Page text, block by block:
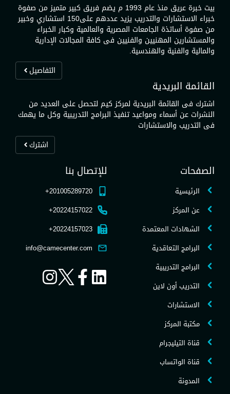
بيت خبرة عريق منذ عام 1993 م يضم فريق كبير متميز من صفوة
خبراء الاستشارات والتدريب يزيد عددهم على150 استشاري وخبير
من صفوة أساتذة الجامعات المصرية والعالمية وكبار الخبراء
والمستشارين المهنيين والفنيين فى كافة المجالات الإدارية
والمالية والفنية والهندسية.
التفاصيل
القائمة البريدية
اشترك فى القائمة البريدية لمركز كيم لتحصل على العديد من
النشرات عن أسماء ومواعيد تنفيذ البرامج التدريبية وكل ما يهمك
فى التدريب والاستشارات
اشترك
الصفحات
الرئيسية
عن المركز
الشهادات المعتمدة
البرامج التعاقدية
البرامج التدريبية
التدريب أون لاين
الاستشارات
مكتبة المركز
قناة التيليجرام
قناة الواتساب
المدونة
للإتصال بنا
201005289720+
20224157022+
20224157023+
info@camecenter.com